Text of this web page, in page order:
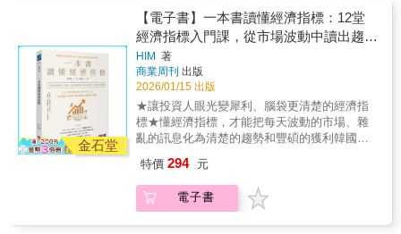
大量收購名酒並轉手賣出的田中先生，竟與需
要業績的百貨公司銷售員互利共生。田中先生
還將轉賣名酒得來的利潤全投資於高級手錶，
正在等待回收報酬的那一天。 本書完整記錄轉
賣仔的「工作流程」，除了最基本的市場分
析、備貨與銷售，轉賣仔也得規避法律與風
險，建立起穩定的銷售管道與客群。一連串看
似與一般商業買賣無異的環節，展現了轉賣仔
精準的商業眼光，但也呈現轉賣仔巨額獲益
下，對自由市場的衝擊。 💸好評推薦 身為一名
肯定是看著自己喜歡的模型玩具發售的瞬間被
一掃而空。但是這些貨源往往不是流向真心喜
歡玩具的同好手中，而是落入了根本不玩模
優木實際訪談轉賣仔，卻發現了有別於想像的
工作日常：💰精於市場分析的L小姐，使用電子
信箱漏洞，囤貨明星周邊並利用直播達成無庫
存銷售，甚至被日本美妝公司邀請業配合作。
💰一個臨時搭伙的4人轉賣集團，用16張門票入
場迪士尼樂園，反覆在各間禮品店掃貨，每人
扛著15公斤商品在園區裡四處奔走。💰被PS5
轉賣仔啟蒙踏入轉賣一行的S先生，曾以轉賣二
手市集便宜但高品質的商品為目標。現在則使
商品再轉賣獲利，以後想學習中文，接觸更廣
大的轉賣市場。💰疫情期間，意外發現使用多
家百貨公司的VIP制度可以大量收購名酒並轉手
Lucas）、勞勃．歐曼（Robert J. Aumann）、
阿爾文．羅思（Alvin Roth）、弗農．史密斯
（Vernon Smith）AI或許能為你推演出無數決
策，卻無法解讀人心的波動與情緒的力量，所
以你更需要本書，了解如何用情緒作為釋放訊
號的機制，才能在人性賽局中看懂對手、掌控
局勢！本書作者是享譽國際的賽局權威艾雅
爾．溫特，他曾獲頒德國「宏博研究獎」
（Humboldt Research Award），該獎項是頒
給外國學者的最高榮譽，旨在推崇獲獎者的終
場與生活中的情境，學會在關鍵時刻用對情
緒，帶來翻倍的勝算：【職場升遷】什麼樣的
報酬，才能創造最大動機？→藉由賽局理論，
金石堂
【電子書】一本書讀懂經濟指標：12堂
經濟指標入門課，從市場波動中讀出趨
勢，把握獲利契機
HIM 著
商業周刊 出版
2026/01/15 出版
★讓投資人眼光變犀利、腦袋更清楚的經濟指
標★懂經濟指標，才能把每天波動的市場、雜
亂的訊息化為清楚的趨勢和豐碩的獲利韓國人
標 × 長期策略 × 投資心態，養成看懂市場脈動
的超前眼光 在資訊爆炸、行情波動的時代，投
資人最缺的不是「資訊」，而是「讀懂資訊的
特價 294 元
電子書